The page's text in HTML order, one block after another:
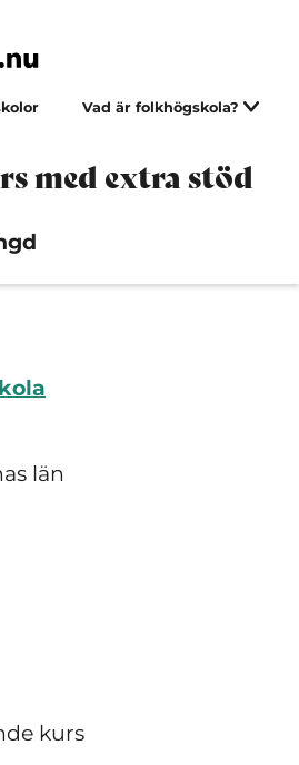
Vad är folkhögskola?
med extra stöd
län
kurs